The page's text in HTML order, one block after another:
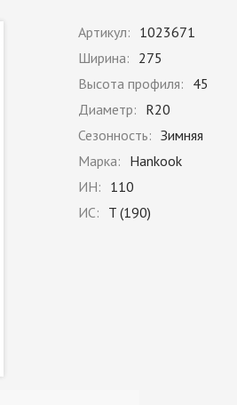
Артикул: 1023671
Ширина: 275
Высота профиля: 45
Диаметр: R20
Сезонность: Зимняя
Марка: Hankook
ИН: 110
ИС: T (190)